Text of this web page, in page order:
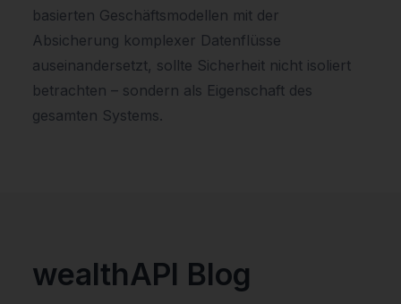
basierten Geschäftsmodellen mit der
Absicherung komplexer Datenflüsse
auseinandersetzt, sollte Sicherheit nicht isoliert
betrachten – sondern als Eigenschaft des
gesamten Systems.
wealthAPI Blog